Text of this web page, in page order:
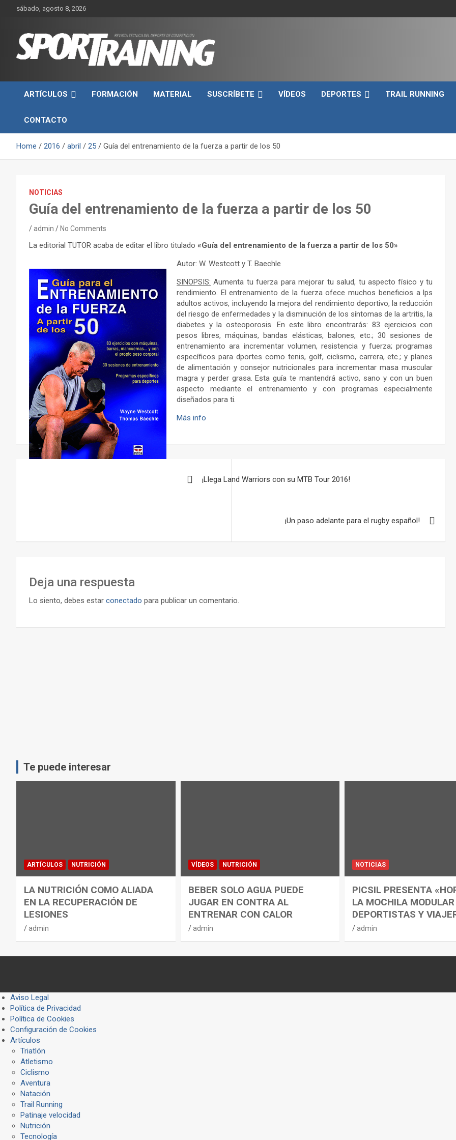
sábado, agosto 8, 2026
Revista técnica del
deporte Sport Training
rendimiento, nutrición y entrenamiento.
ARTÍCULOS
FORMACIÓN MATERIAL SUSCRÍBETE VÍDEOS DEPORTES TRAIL RUNNING
CONTACTO
Home 2016 abril 25 Guía del entrenamiento de la fuerza a partir de los 50
NOTICIAS
Guía del entrenamiento de la fuerza a partir de los 50
admin No Comments
La editorial TUTOR acaba de editar el libro titulado «Guía del entrenamiento de la fuerza a partir de los 50»
Autor: W. Westcott y T. Baechle
SINOPSIS: Aumenta tu fuerza para mejorar tu salud, tu aspecto físico y tu
rendimiento. El entrenamiento de la fuerza ofece muchos beneficios a lps
adultos activos, incluyendo la mejora del rendimiento deportivo, la reducción
del riesgo de enfermedades y la disminución de los síntomas de la artritis, la
diabetes y la osteoporosis. En este libro encontrarás: 83 ejercicios con
pesos libres, máquinas, bandas elásticas, balones, etc.; 30 sesiones de
entrenamiento ara incrementar volumen, resistencia y fuerza; programas
específicos para dportes como tenis, golf, ciclismo, carrera, etc.; y planes
de alimentación y consejor nutricionales para incrementar masa muscular
magra y perder grasa. Esta guía te mantendrá activo, sano y con un buen
aspecto mediante el entrenamiento y con programas especialmente
diseñados para ti.
Más info
¡Llega Land Warriors con su MTB Tour 2016!
¡Un paso adelante para el rugby español!
Deja una respuesta
Lo siento, debes estar conectado para publicar un comentario.
Te puede interesar
ARTÍCULOS NUTRICIÓN
LA NUTRICIÓN COMO ALIADA
EN LA RECUPERACIÓN DE
LESIONES
admin
VÍDEOS NUTRICIÓN
BEBER SOLO AGUA PUEDE
JUGAR EN CONTRA AL
ENTRENAR CON CALOR
admin
NOTICIAS
PICSIL PRESENTA
LA MOCHILA
DEPORTISTAS Y
admin
Aviso Legal
Política de Privacidad
Política de Cookies
Configuración de Cookies
Artículos
Triatlón
Atletismo
Ciclismo
Aventura
Natación
Trail Running
Patinaje velocidad
Nutrición
Tecnología